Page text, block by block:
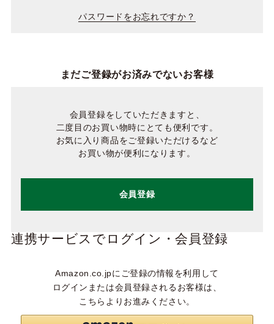
パスワードをお忘れですか？
まだご登録がお済みでないお客様
会員登録をしていただきますと、
二度目のお買い物時にとても便利です。
お気に入り商品をご登録いただけるなど
お買い物が便利になります。
会員登録
連携サービスでログイン・会員登録
Amazon.co.jpにご登録の情報を利用して
ログインまたは会員登録されるお客様は、
こちらよりお進みください。